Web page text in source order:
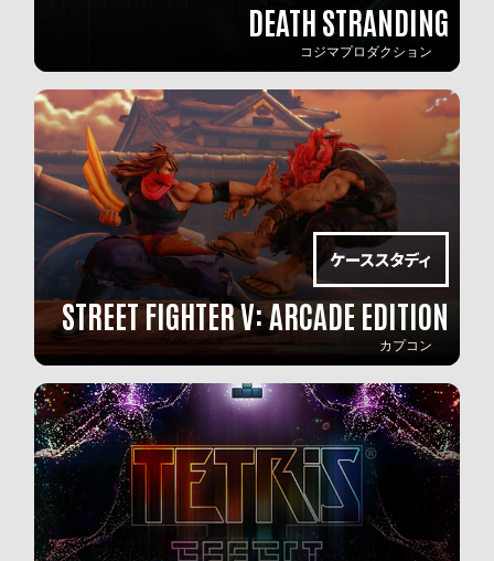
DEATH STRANDING
コジマプロダクション
STREET FIGHTER V: ARCADE EDITION
カプコン